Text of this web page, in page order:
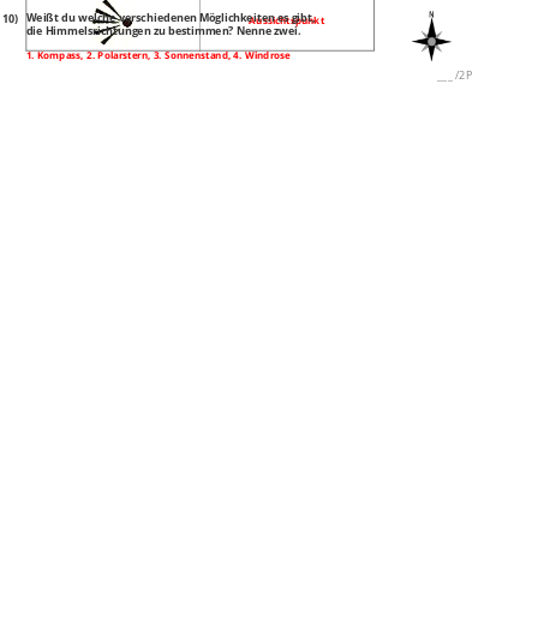
Aussichtspunkt
10)
Weißt du welche verschiedenen Möglichkeiten es gibt,
die Himmelsrichtungen zu bestimmen? Nenne zwei.
1. Kompass, 2. Polarstern, 3. Sonnenstand, 4. Windrose
/2P